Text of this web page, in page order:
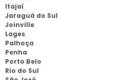
Itajaí
Jaraguá do Sul
Joinville
Lages
Palhoça
Penha
Porto Belo
Rio do Sul